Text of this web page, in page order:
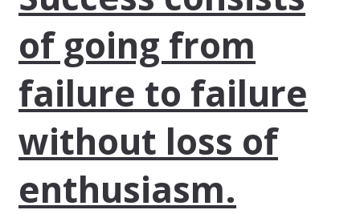
of going from
failure to failure
without loss of
enthusiasm.